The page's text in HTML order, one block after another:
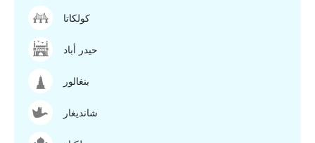
كولكاتا
حيدر أباد
بنغالور
شانديغار